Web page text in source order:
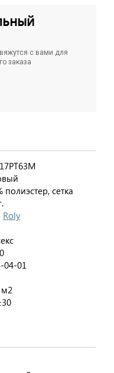
с вами для
заказа
полиэстер, сетка
Roly
04-01
м2